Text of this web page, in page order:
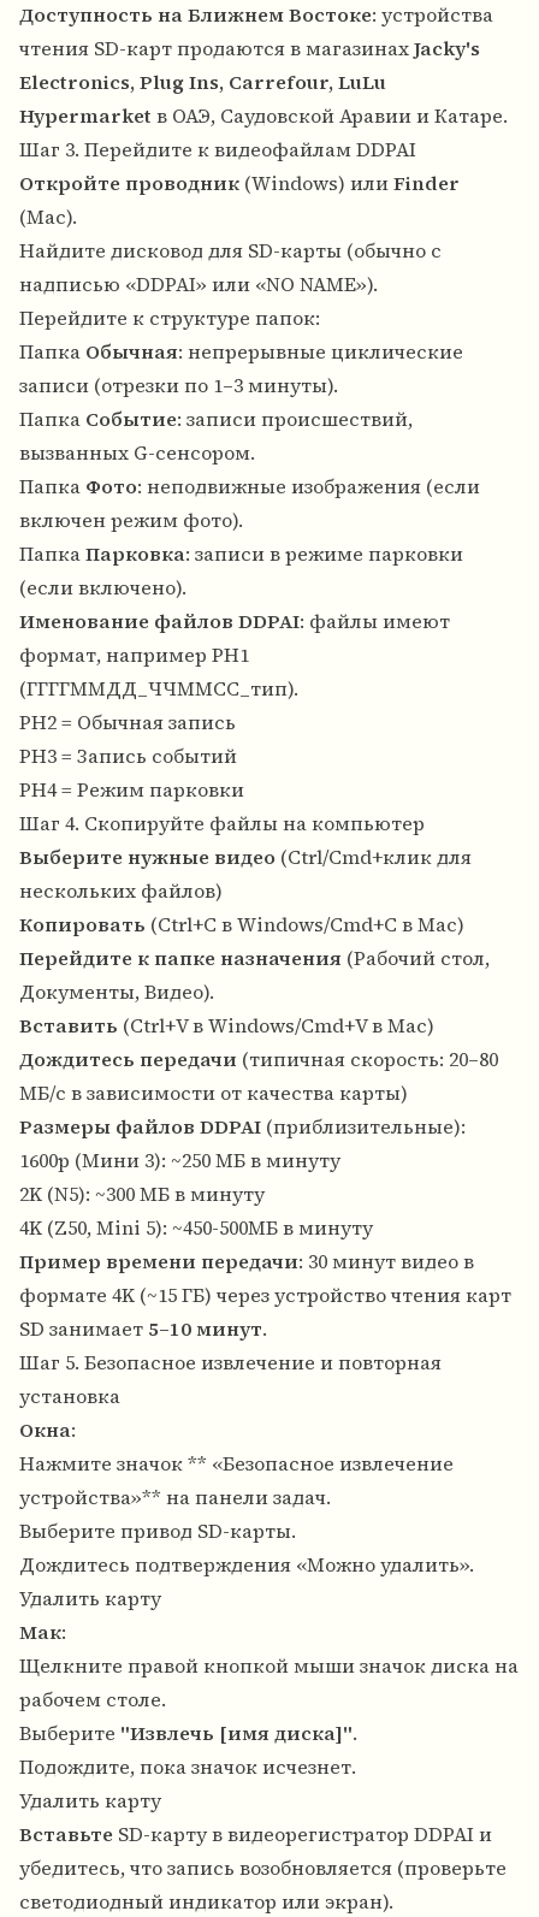
Доступность на Ближнем Востоке: устройства
чтения SD-карт продаются в магазинахJacky's
Electronics, Plug Ins, Carrefour, LuLu
Hypermarket в ОАЭ, Саудовской Аравии и Катаре.
Шаг 3. Перейдите к видеофайлам DDPAI
Откройте проводник (Windows) илиFinder
(Mac).
Найдите дисковод для SD-карты (обычно с
надписью «DDPAI» или «NO NAME»).
Перейдите к структуре папок:
Папка Обычная: непрерывные циклические
записи (отрезки по 1–3 минуты).
Папка Событие: записи происшествий,
вызванных G-сенсором.
Папка Фото: неподвижные изображения (если
включен режим фото).
ПапкаПарковка: записи в режиме парковки
(если включено).
Именование файлов DDPAI: файлы имеют
формат, например PH1
(ГГГГММДД_ЧЧММСС_тип).
PH2 = Обычная запись
PH3 = Запись событий
PH4 = Режим парковки
Шаг 4. Скопируйте файлы на компьютер
Выберите нужные видео (Ctrl/Cmd+клик для
нескольких файлов)
Копировать (Ctrl+C в Windows/Cmd+C в Mac)
Перейдите к папке назначения (Рабочий стол,
Документы, Видео).
Вставить (Ctrl+V в Windows/Cmd+V в Mac)
Дождитесь передачи (типичная скорость: 20–80
МБ/с в зависимости от качества карты)
Размеры файлов DDPAI (приблизительные):
1600p (Мини 3): ~250 МБ в минуту
2K (N5): ~300 МБ в минуту
4K (Z50, Mini 5): ~450-500МБ в минуту
Пример времени передачи: 30 минут видео в
формате 4K (~15 ГБ) через устройство чтения карт
SD занимает 5–10 минут.
Шаг 5. Безопасное извлечение и повторная
установка
Окна:
Нажмите значок ** «Безопасное извлечение
устройства»** на панели задач.
Выберите привод SD-карты.
Дождитесь подтверждения «Можно удалить».
Удалить карту
Мак:
Щелкните правой кнопкой мыши значок диска на
рабочем столе.
Выберите "Извлечь [имя диска]".
Подождите, пока значок исчезнет.
Удалить карту
Вставьте SD-карту в видеорегистратор DDPAI и
убедитесь, что запись возобновляется (проверьте
светодиодный индикатор или экран).